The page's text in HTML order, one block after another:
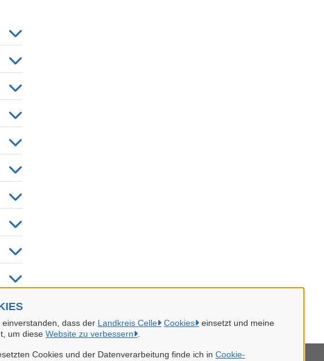
dass der Landkreis Celle Cookies
einsetzt und meine
um diese Website zu verbessern
Cookies und der Datenverarbeitung finde ich in Cookie-